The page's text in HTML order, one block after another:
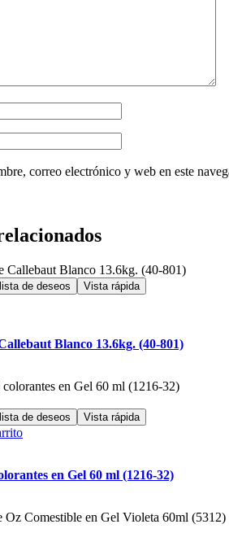
correo electrónico y web en este
de deseos Vista rápida
Blanco 13.6kg. (40-801)
de deseos Vista rápida
en Gel 60 ml (1216-32)